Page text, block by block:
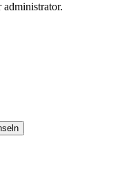
administrator.